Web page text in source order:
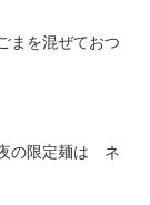
まを混ぜておつ
夜の限定麺は ネ